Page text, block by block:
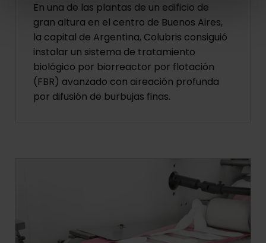
En una de las plantas de un edificio de
gran altura en el centro de Buenos Aires,
la capital de Argentina, Colubris consiguió
instalar un sistema de tratamiento
biológico por biorreactor por flotación
(FBR) avanzado con aireación profunda
por difusión de burbujas finas.